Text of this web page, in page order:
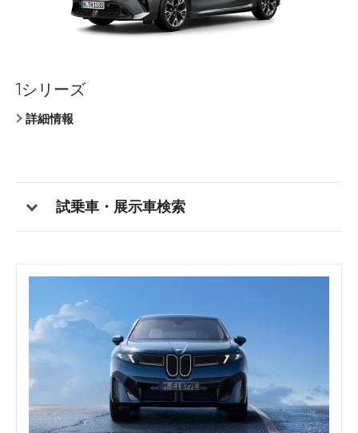
1シリーズ
詳細情報
クーペ
詳細情報
セダン
詳細情報
クーペ
詳細情報
セダン
詳細情報
7シリーズ
詳細情報
クーペ
詳細情報
X1
詳細情報
Z4
詳細情報
M2 クーペ
詳細情報
BMW iX
詳細情報
試乗車・展示車検索